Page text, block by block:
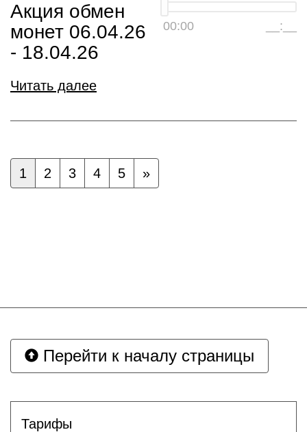
00:00 __:__
Акция обмен
монет 06.04.26
- 18.04.26
Читать далее
1 2 3 4 5 »
Перейти к началу страницы
Тарифы